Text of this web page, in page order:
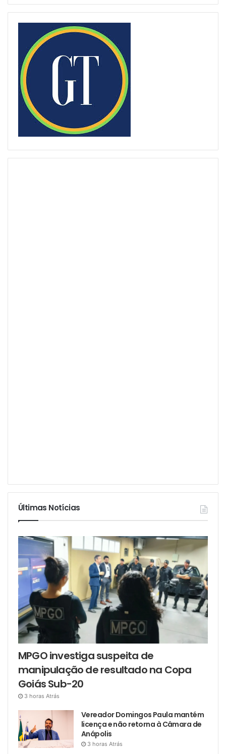
Últimas Notícias
MPGO investiga suspeita de
manipulação de resultado na Copa
Goiás Sub-20
3 horas Atrás
Vereador Domingos Paula mantém
licença e não retorna à Câmara de
Anápolis
3 horas Atrás